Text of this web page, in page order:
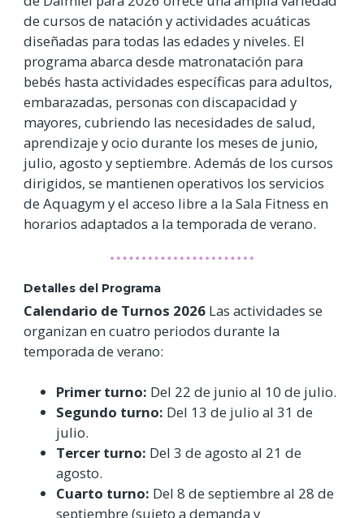
de cursos de natación y actividades acuáticas
diseñadas para todas las edades y niveles. El
programa abarca desde matronatación para
bebés hasta actividades específicas para adultos,
embarazadas, personas con discapacidad y
mayores, cubriendo las necesidades de salud,
aprendizaje y ocio durante los meses de junio,
julio, agosto y septiembre. Además de los cursos
dirigidos, se mantienen operativos los servicios
de Aquagym y el acceso libre a la Sala Fitness en
horarios adaptados a la temporada de verano.
Detalles del Programa
Calendario de Turnos 2026 Las actividades se
organizan en cuatro periodos durante la
temporada de verano:
Primer turno: Del 22 de junio al 10 de julio.
Segundo turno: Del 13 de julio al 31 de
julio.
Tercer turno: Del 3 de agosto al 21 de
agosto.
Cuarto turno: Del 8 de septiembre al 28 de
septiembre (sujeto a demanda y